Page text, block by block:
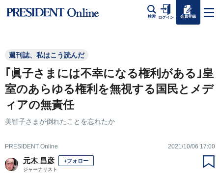
検索 ログイン 会員登録
週刊誌、私はこう読んだ
｢眞子さまには不幸になる権利がある｣皇
室のあらゆる権利を無視する国民とメデ
ィアの無責任
美智子さまが倒れたことを忘れたか
PRESIDENT Online 2021/10/06 17:00
元木 昌彦 +フォロー
ジャーナリスト